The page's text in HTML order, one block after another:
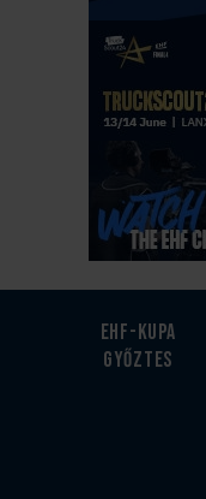
EHF-Kupa
győztes